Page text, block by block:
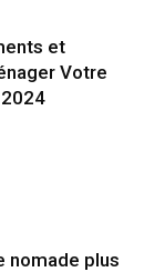
et
Votre
nomade plus